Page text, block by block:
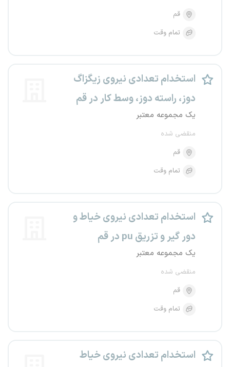
قم
تمام وقت
استخدام تعدادی نیروی زیگزاگ
دوز، راسته دوز، وسط کار در قم
یک مجموعه معتبر
منقضی شده
قم
تمام وقت
استخدام تعدادی نیروی خیاط و
دور گیر و تزریق pu در قم
یک مجموعه معتبر
منقضی شده
قم
تمام وقت
استخدام تعدادی نیروی خیاط